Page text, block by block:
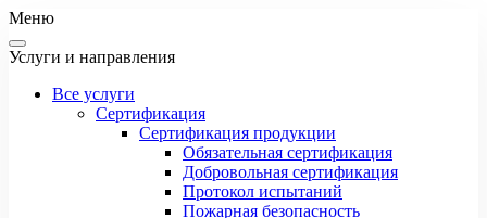
Меню
Услуги и направления
Все услуги
Сертификация
Сертификация продукции
Обязательная сертификация
Добровольная сертификация
Протокол испытаний
Пожарная безопасность